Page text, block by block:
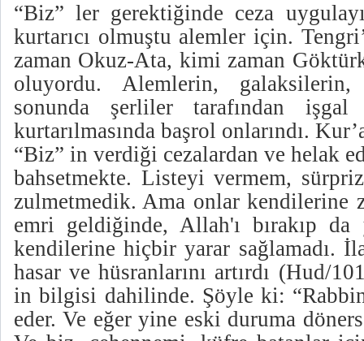
“Biz” ler gerektiğinde ceza
kurtarıcı olmuştu alemler için.
zaman Okuz-Ata, kimi zaman
oluyordu. Alemlerin,
sonunda şerliler tarafından işgal
kurtarılmasında başrol onlarındı.
“Biz” in verdiği cezalardan ve helak
bahsetmekte. Listeyi vermem,
zulmetmedik. Ama onlar kendilerine
emri geldiğinde, Allah'ı bırakıp da
kendilerine hiçbir yarar sağlamadı.
hasar ve hüsranlarını artırdı (Hud/
in bilgisi dahilinde. Şöyle ki:
eder. Ve eğer yine eski duruma